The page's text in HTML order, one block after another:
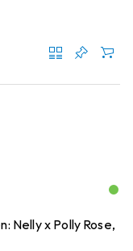
Nelly x Polly Rose,